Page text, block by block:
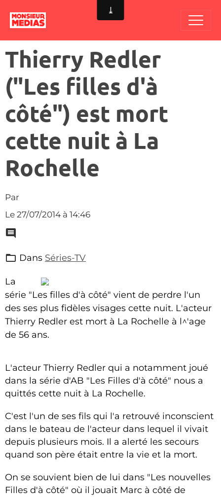
Thierry Redler
("Les filles d'à
côté") est mort
cette nuit à La
Rochelle
Par
Le 27/07/2014 à 14:46
Dans Séries-TV
La
série "Les filles d'à côté" vient de perdre l'un
des ses plus fidèles visages cette nuit. L'acteur
Thierry Redler est mort à La Rochelle à l^'age
de 56 ans.
L'acteur Thierry Redler qui a notamment joué
dans la série d'AB "Les Filles d'à côté" nous a
quittés cette nuit à La Rochelle.
C'est l'un de ses fils qui l'a retrouvé inconscient
dans le bateau de l'acteur dans lequel il vivait
depuis plusieurs mois. Il a alerté les secours
quand son père était entre la vie et la mort.
On se souvient bien de lui dans "Les nouvelles
Filles d'à côté" où il jouait Marc à côté de